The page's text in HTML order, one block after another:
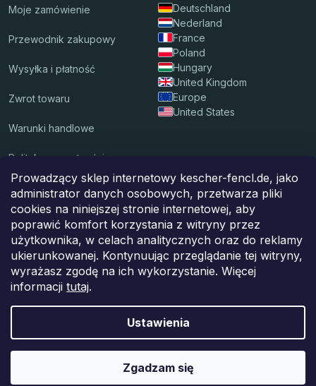
Prowadzący sklep internetowy kescher-fencl.de, jako
administrator danych osobowych, przetwarza pliki
cookies na niniejszej stronie internetowej, aby
poprawić komfort korzystania z witryny przez
użytkownika, w celach analitycznych oraz do reklamy
ukierunkowanej. Kontynuując przeglądanie tej witryny,
wyrażasz zgodę na ich wykorzystanie. Więcej
informacji tutaj.
Ustawienia
Zgadzam się
Moje zamówienie
Przewodnik zakupowy
Wysyłka i płatność
Zwrot towaru
Warunki handlowe
Polityka prywatności
Deutschland
Nederland
France
Poland
Hungary
United Kingdom
Europe
United States
Akceptujemy płatności on-line
Przesyłkę dostarczy do ciebie
Opracował Shoptet Premium
Copyright 2026 . Wszystkie prawa zastrzeżone.